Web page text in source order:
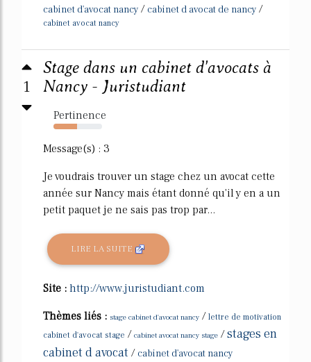
cabinet d'avocat nancy / cabinet d avocat de nancy /
cabinet avocat nancy
1
Stage dans un cabinet d'avocats à
Nancy - Juristudiant
Pertinence
49%
Message(s) : 3
Je voudrais trouver un stage chez un avocat cette
année sur Nancy mais étant donné qu'il y en a un
petit paquet je ne sais pas trop par...
LIRE LA SUITE
Site : http://www.juristudiant.com
Thèmes liés : stage cabinet d'avocat nancy / lettre de motivation
cabinet d'avocat stage / cabinet avocat nancy stage /stages en
cabinet d avocat / cabinet d'avocat nancy